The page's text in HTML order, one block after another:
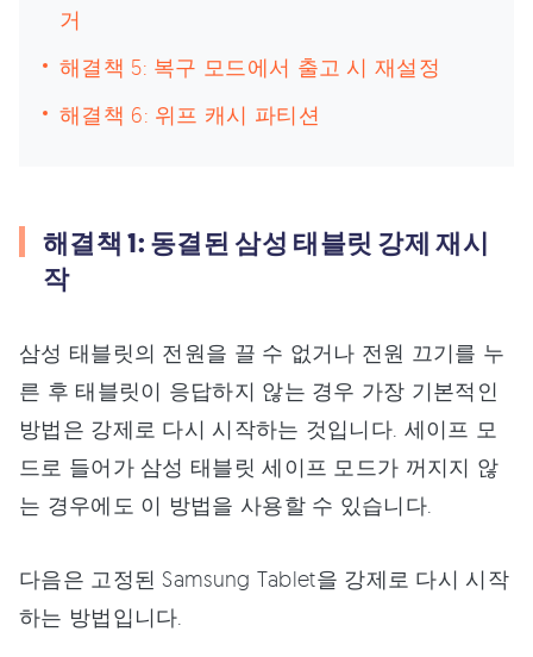
거
해결책 5: 복구 모드에서 출고 시 재설정
해결책 6: 위프 캐시 파티션
해결책 1: 동결된 삼성 태블릿 강제 재시
작
삼성 태블릿의 전원을 끌 수 없거나 전원 끄기를 누
른 후 태블릿이 응답하지 않는 경우 가장 기본적인
방법은 강제로 다시 시작하는 것입니다. 세이프 모
드로 들어가 삼성 태블릿 세이프 모드가 꺼지지 않
는 경우에도 이 방법을 사용할 수 있습니다.
다음은 고정된 Samsung Tablet을 강제로 다시 시작
하는 방법입니다.